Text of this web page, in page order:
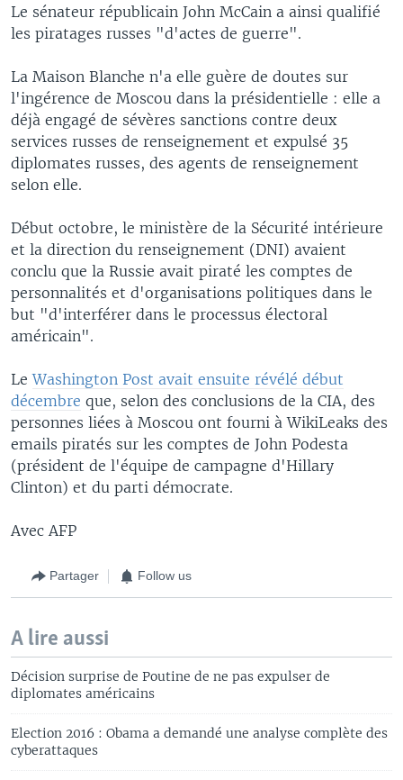
Le sénateur républicain John McCain a ainsi qualifié
les piratages russes "d'actes de guerre".
La Maison Blanche n'a elle guère de doutes sur
l'ingérence de Moscou dans la présidentielle : elle a
déjà engagé de sévères sanctions contre deux
services russes de renseignement et expulsé 35
diplomates russes, des agents de renseignement
selon elle.
Début octobre, le ministère de la Sécurité intérieure
et la direction du renseignement (DNI) avaient
conclu que la Russie avait piraté les comptes de
personnalités et d'organisations politiques dans le
but "d'interférer dans le processus électoral
américain".
LeWashington Post avait ensuite révélé début
décembre que, selon des conclusions de la CIA, des
personnes liées à Moscou ont fourni à WikiLeaks des
emails piratés sur les comptes de John Podesta
(président de l'équipe de campagne d'Hillary
Clinton) et du parti démocrate.
Avec AFP
Partager Follow us
A lire aussi
Décision surprise de Poutine de ne pas expulser de
diplomates américains
Election 2016 : Obama a demandé une analyse complète des
cyberattaques